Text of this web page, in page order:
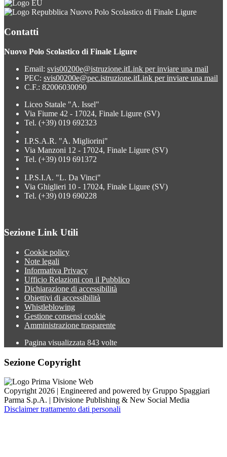
Nuovo Polo Scolastico di Finale Ligure
Contatti
Nuovo Polo Scolastico di Finale Ligure
Email: svis00200e@istruzione.itLink per inviare una mail
PEC: svis00200e@pec.istruzione.itLink per inviare una mail
C.F.: 82006030090
Liceo Statale "A. Issel"
Via Fiume 42 - 17024, Finale Ligure (SV)
Tel. (+39) 019 692323
I.P.S.A.R. "A. Migliorini"
Via Manzoni 12 - 17024, Finale Ligure (SV)
Tel. (+39) 019 691372
I.P.S.I.A. "L. Da Vinci"
Via Ghiglieri 10 - 17024, Finale Ligure (SV)
Tel. (+39) 019 690228
Sezione Link Utili
Cookie policy
Note legali
Informativa Privacy
Ufficio Relazioni con il Pubblico
Dichiarazione di accessibilità
Obiettivi di accessibilità
Whistleblowing
Gestione consensi cookie
Amministrazione trasparente
Pagina visualizzata 843 volte
Sezione Copyright
Copyright 2026 | Engineered and powered by Gruppo Spaggiari
Parma S.p.A. | Divisione Publishing & New Social Media
Disclaimer trattamento dati personali